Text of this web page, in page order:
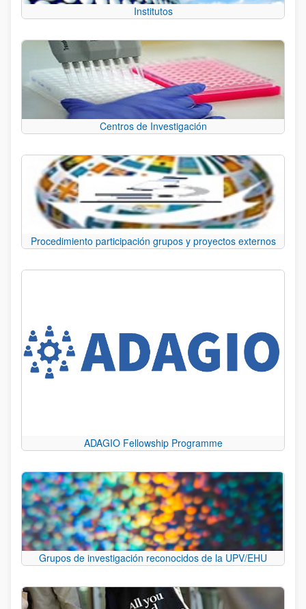
Institutos
Centros de Investigación
Procedimiento participación grupos y proyectos externos
ADAGIO Fellowship Programme
Grupos de investigación reconocidos de la UPV/EHU